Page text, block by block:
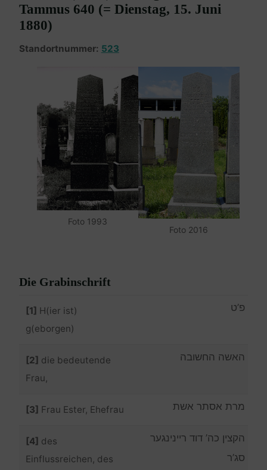
Tammus 640 (= Dienstag, 15. Juni
1880)
Standortnummer: 523
Foto 1993
Foto 2016
Die Grabinschrift
[1] H(ier ist)
g(eborgen)
פ’ט
[2] die bedeutende
Frau,
האשה החשובה
[3] Frau Ester, Ehefrau מרת אסתר אשת
[4] des
Einflussreichen, des
הקצין כה’ דוד ריינינגער
סג’ר